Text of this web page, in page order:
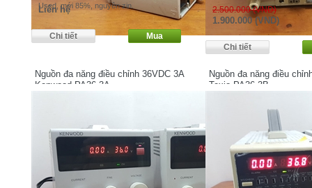
Used, mới 85%, nguyên zin.
Liên hệ 2.500.000 (VND)
1.900.000 (VND)
Nguồn đa năng điều chỉnh 36VDC 3A
Kenwood PA36-3A
Nguồn đa năng điều
Texio PA36-3B